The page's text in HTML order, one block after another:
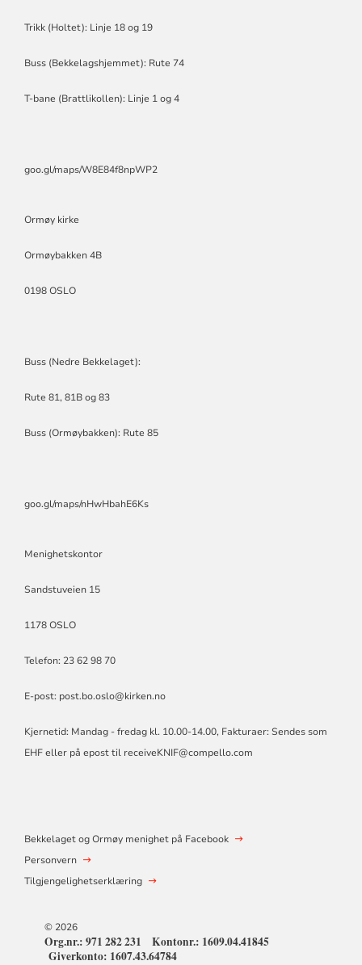
Trikk (Holtet): Linje 18 og 19
Buss (Bekkelagshjemmet): Rute 74
T-bane (Brattlikollen): Linje 1 og 4
goo.gl/maps/W8E84f8npWP2
Ormøy kirke
Ormøybakken 4B
0198 OSLO
Buss (Nedre Bekkelaget):
Rute 81, 81B og 83
Buss (Ormøybakken): Rute 85
goo.gl/maps/nHwHbahE6Ks
Menighetskontor
Sandstuveien 15
1178 OSLO
Telefon: 23 62 98 70
E-post: post.bo.oslo@kirken.no
Kjernetid: Mandag - fredag kl. 10.00-14.00, Fakturaer: Sendes som
EHF eller på epost til receiveKNIF@compello.com
Bekkelaget og Ormøy menighet på Facebook
Personvern
Tilgjengelighetserklæring
© 2026
Org.nr.: 971 282 231 Kontonr.: 1609.04.41845
Giverkonto: 1607.43.64784